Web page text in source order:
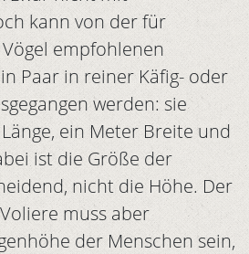
kann von der für
empfohlenen
Paar in reiner Käfig- oder
werden: sie
ein Meter Breite und
ist die Größe der
nicht die Höhe. Der
muss aber
der Menschen sein,